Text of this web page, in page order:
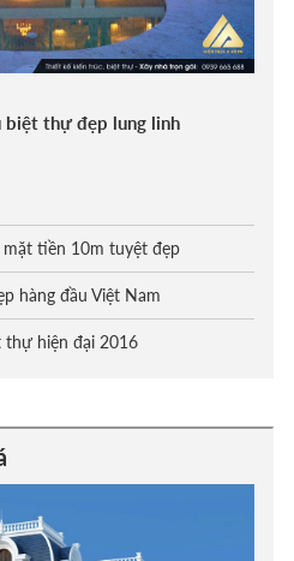
biệt thự đẹp lung linh
tiền 10m tuyệt đẹp
hàng đầu Việt Nam
thự hiện đại 2016